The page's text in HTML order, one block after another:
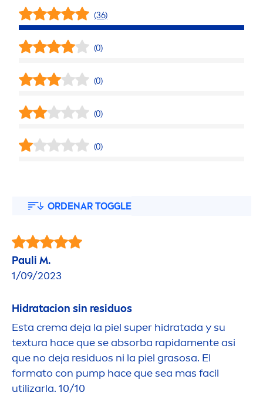
(36)
(0)
(0)
(0)
(0)
ORDENAR TOGGLE
Pauli M.
1/09/2023
Hidratacion sin residuos
Esta crema deja la piel super hidratada y su
textura hace que se absorba rapidamente asi
que no deja residuos ni la piel grasosa. El
formato con pump hace que sea mas facil
utilizarla. 10/10